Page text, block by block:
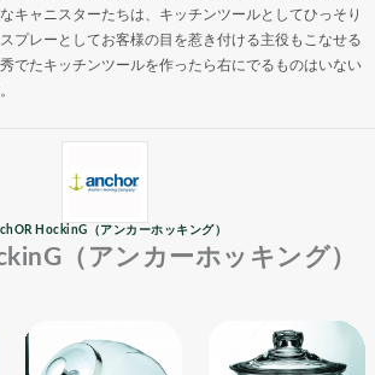
キャニスターたちは、キッチンツールとしてひっそり
プレーとしてお客様の目を惹き付ける主役もこなせる
でたキッチンツールを作ったら右にでるものはいない
HockinG（アンカーホッキング）
（アンカーホッキング）